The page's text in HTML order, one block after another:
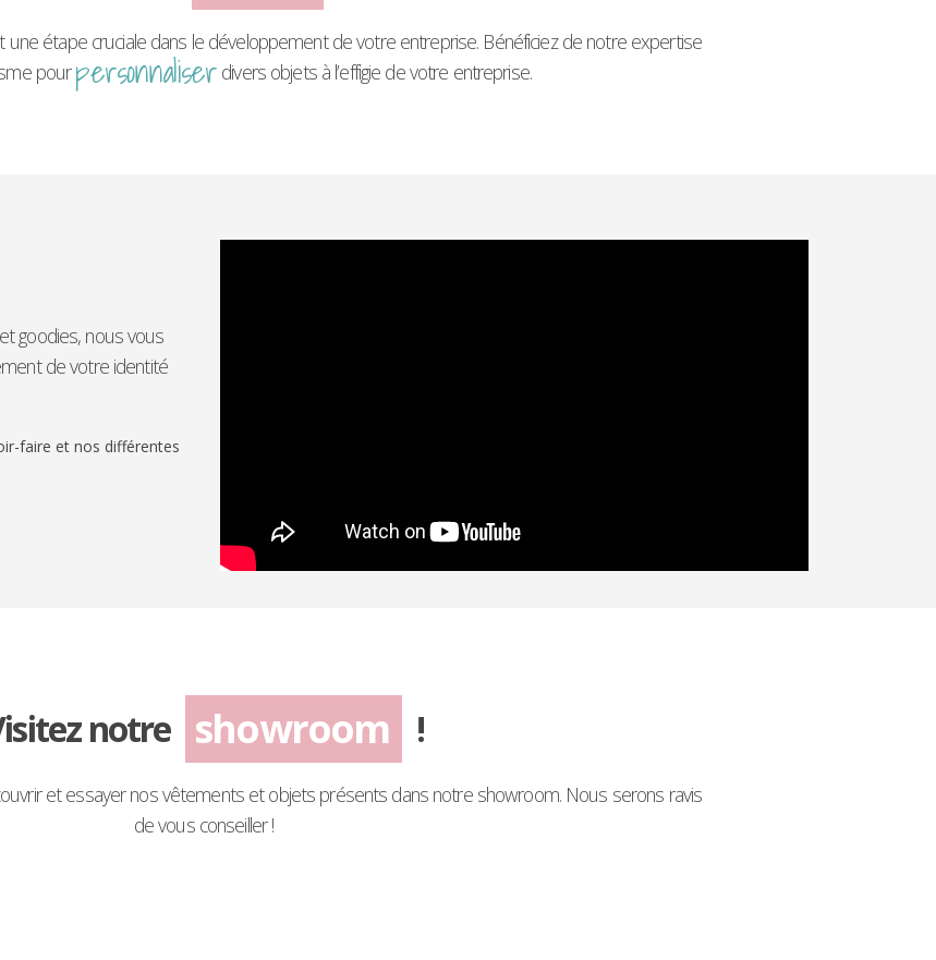
étape cruciale dans le développement de votre entreprise. Bénéficiez de notre expertise
pourpersonnaliser divers objets à l’effigie de votre entreprise.
goodies, nous vous
de votre identité
faire et nos différentes
notre showroom !
et essayer nos vêtements et objets présents dans notre showroom. Nous serons ravis
de vous conseiller !